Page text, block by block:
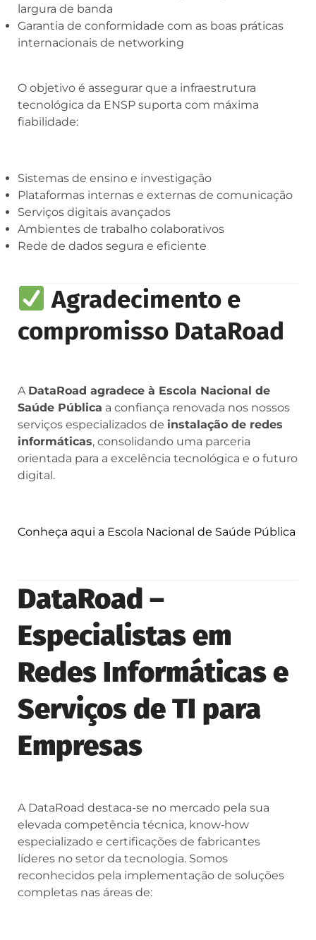
largura de banda
Garantia de conformidade com as boas práticas
internacionais de networking
O objetivo é assegurar que a infraestrutura
tecnológica da ENSP suporta com máxima
fiabilidade:
Sistemas de ensino e investigação
Plataformas internas e externas de comunicação
Serviços digitais avançados
Ambientes de trabalho colaborativos
Rede de dados segura e eficiente
Agradecimento e
compromisso DataRoad
A DataRoad agradece à Escola Nacional de
Saúde Pública a confiança renovada nos nossos
serviços especializados de instalação de redes
informáticas, consolidando uma parceria
orientada para a excelência tecnológica e o futuro
digital.
Conheça aqui a Escola Nacional de Saúde Pública
DataRoad –
Especialistas em
Redes Informáticas e
Serviços de TI para
Empresas
A DataRoad destaca-se no mercado pela sua
elevada competência técnica, know‑how
especializado e certificações de fabricantes
líderes no setor da tecnologia. Somos
reconhecidos pela implementação de soluções
completas nas áreas de: